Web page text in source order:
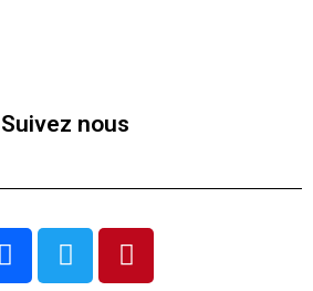
Suivez nous